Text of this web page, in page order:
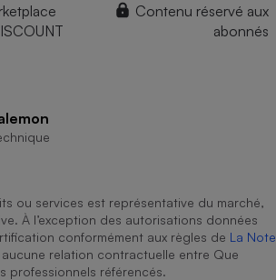
Contenu réservé aux
abonnés
ou services est représentative du marché,
À l’exception des autorisations données
conformément aux règles de La Note
aucune relation contractuelle entre Que
professionnels référencés.